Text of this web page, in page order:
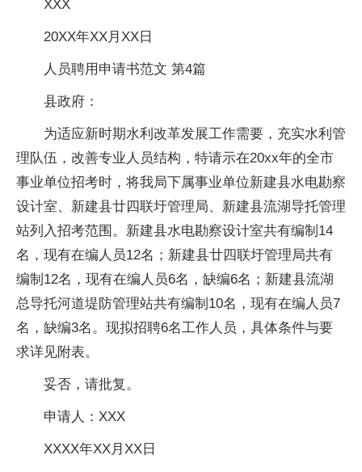
XXX
20XX年XX月XX日
人员聘用申请书范文 第4篇
县政府：
为适应新时期水利改革发展工作需要，充实水利管
理队伍，改善专业人员结构，特请示在20xx年的全市
事业单位招考时，将我局下属事业单位新建县水电勘察
设计室、新建县廿四联圩管理局、新建县流湖导托管理
站列入招考范围。新建县水电勘察设计室共有编制14
名，现有在编人员12名；新建县廿四联圩管理局共有
编制12名，现有在编人员6名，缺编6名；新建县流湖
总导托河道堤防管理站共有编制10名，现有在编人员7
名，缺编3名。现拟招聘6名工作人员，具体条件与要
求详见附表。
妥否，请批复。
申请人：XXX
XXXX年XX月XX日